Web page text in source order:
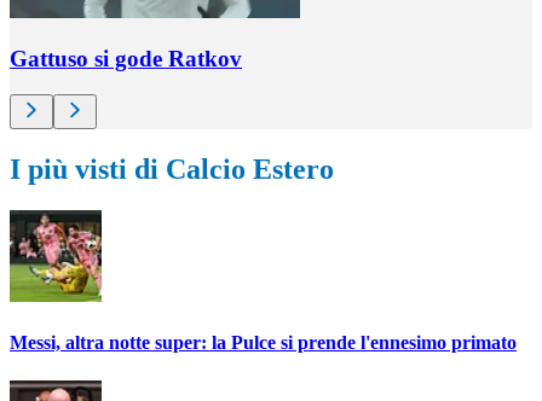
Gattuso si gode Ratkov
I più visti di Calcio Estero
Messi, altra notte super: la Pulce si prende l'ennesimo primato